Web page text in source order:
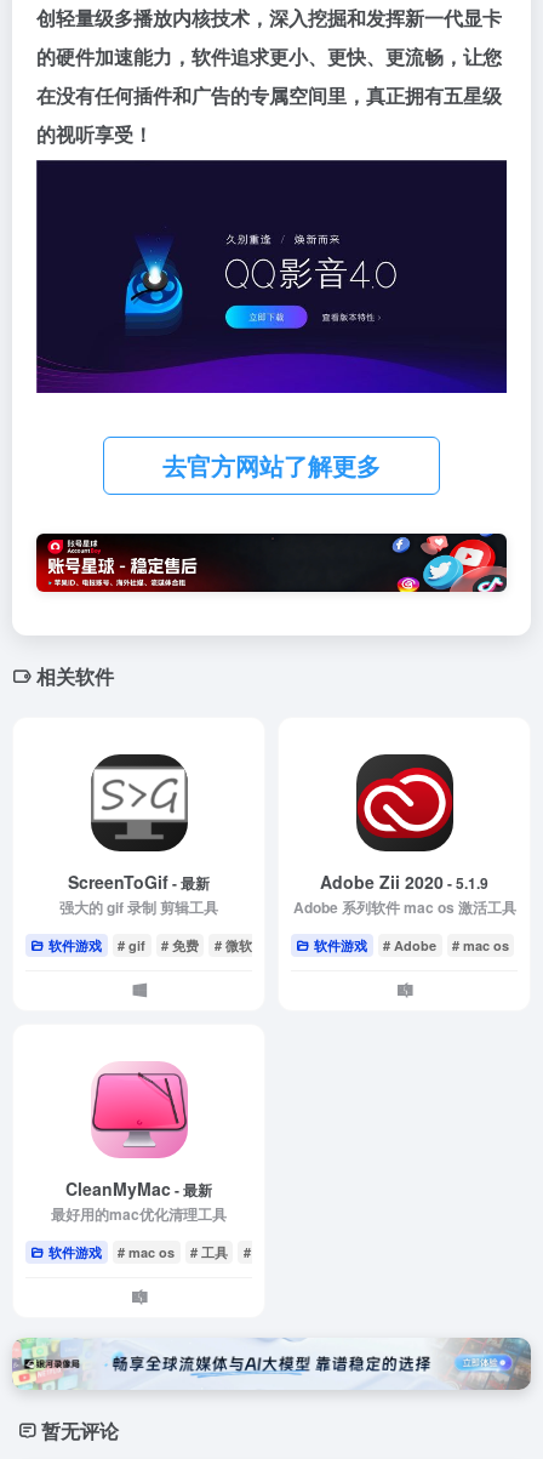
创轻量级多播放内核技术，深入挖掘和发挥新一代显卡
的硬件加速能力，软件追求更小、更快、更流畅，让您
在没有任何插件和广告的专属空间里，真正拥有五星级
的视听享受！
去官方网站了解更多
相关软件
ScreenToGif- 最新
强大的 gif 录制 剪辑工具
软件游戏 # gif # 免费 # 微软
Adobe Zii 2020- 5.1.9
Adobe 系列软件 mac os 激活工具
软件游戏 # Adobe # mac os
CleanMyMac- 最新
最好用的mac优化清理工具
软件游戏 # mac os # 工具 # 系统优化
暂无评论